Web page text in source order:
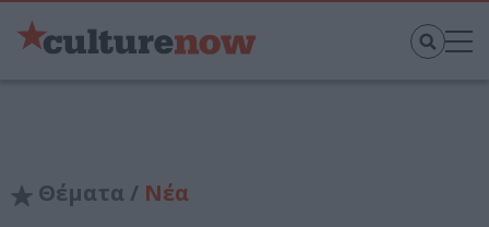
Θέματα / Νέα